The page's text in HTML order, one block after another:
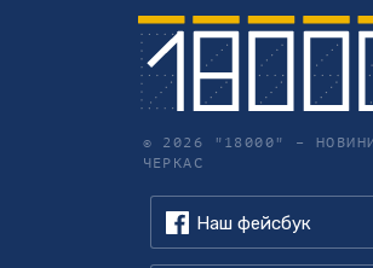
© 2026 "18000" –
ЧЕРКАС
Наш фейсбук